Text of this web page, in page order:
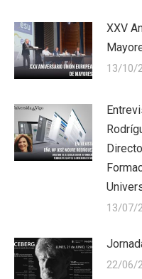
XXV
13/10/
13/07/
22/06/